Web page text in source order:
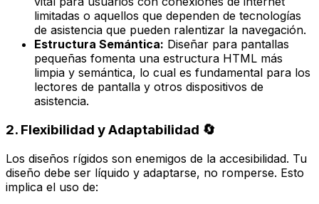
limitadas o aquellos que dependen de tecnologías
de asistencia que pueden ralentizar la navegación.
Estructura Semántica: Diseñar para pantallas
pequeñas fomenta una estructura HTML más
limpia y semántica, lo cual es fundamental para los
lectores de pantalla y otros dispositivos de
asistencia.
2. Flexibilidad y Adaptabilidad 🔄
Los diseños rígidos son enemigos de la accesibilidad. Tu
diseño debe ser líquido y adaptarse, no romperse. Esto
implica el uso de: